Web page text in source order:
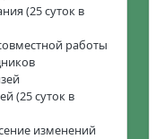
(25 суток в
работы
(25 суток в
изменений